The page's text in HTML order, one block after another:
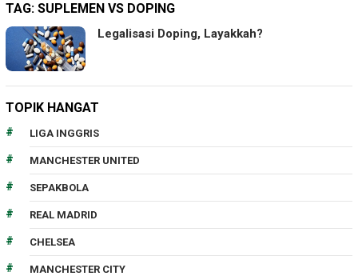
TAG: SUPLEMEN VS DOPING
Legalisasi Doping, Layakkah?
TOPIK HANGAT
LIGA INGGRIS
MANCHESTER UNITED
SEPAKBOLA
REAL MADRID
CHELSEA
MANCHESTER CITY